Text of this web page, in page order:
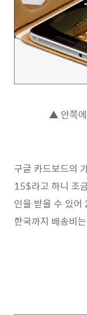
▲ 안쪽에
구글 카드보드의
15$라고 하니 조
인을 받을 수 있
한국까지 배송비